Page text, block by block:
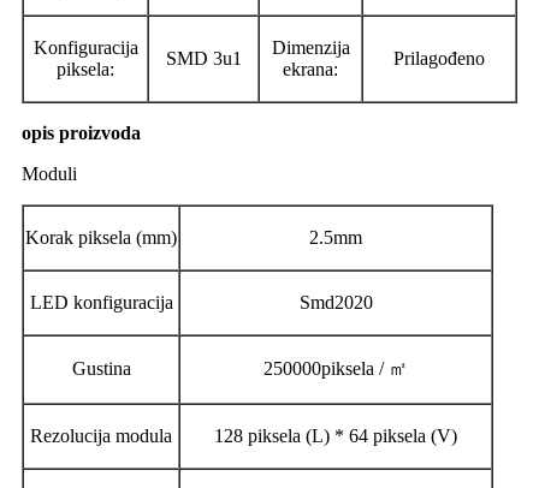
Konfiguracija
piksela:
SMD 3u1
Dimenzija
ekrana:
Prilagođeno
opis proizvoda
Moduli
Korak piksela (mm) 2.5mm
LED konfiguracija Smd2020
Gustina 250000piksela / ㎡
Rezolucija modula 128 piksela (L) * 64 piksela (V)